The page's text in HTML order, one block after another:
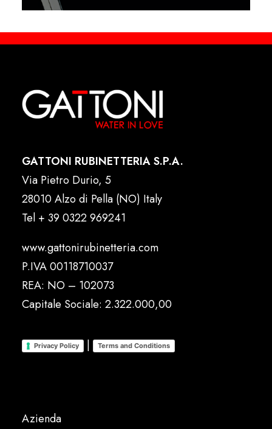
GATTONI RUBINETTERIA S.P.A.
Via Pietro Durio, 5
28010 Alzo di Pella (NO) Italy
Tel + 39 0322 969241
www.gattonirubinetteria.com
P.IVA 00118710037
REA: NO – 102073
Capitale Sociale: 2.322.000,00
Privacy Policy | Terms and Conditions
Azienda